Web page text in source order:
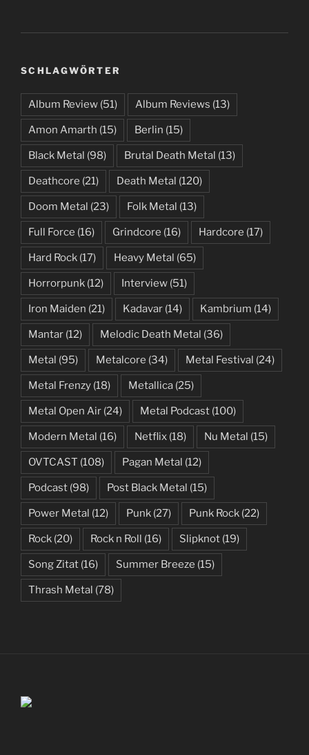
SCHLAGWÖRTER
Album Review (51) Album Reviews (13)
Amon Amarth (15) Berlin (15)
Black Metal (98) Brutal Death Metal (13)
Deathcore (21) Death Metal (120)
Doom Metal (23) Folk Metal (13)
Full Force (16) Grindcore (16) Hardcore (17)
Hard Rock (17) Heavy Metal (65)
Horrorpunk (12) Interview (51)
Iron Maiden (21) Kadavar (14) Kambrium (14)
Mantar (12) Melodic Death Metal (36)
Metal (95) Metalcore (34) Metal Festival (24)
Metal Frenzy (18) Metallica (25)
Metal Open Air (24) Metal Podcast (100)
Modern Metal (16) Netflix (18) Nu Metal (15)
OVTCAST (108) Pagan Metal (12)
Podcast (98) Post Black Metal (15)
Power Metal (12) Punk (27) Punk Rock (22)
Rock (20) Rock n Roll (16) Slipknot (19)
Song Zitat (16) Summer Breeze (15)
Thrash Metal (78)